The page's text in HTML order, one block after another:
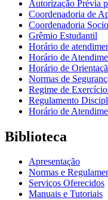
Autorização Prévia
Coordenadoria de
Coordenadoria
Grêmio Estudantil
Horário de
Horário de
Horário de
Normas de
Regime de
Regulamento
Horário de
Biblioteca
Apresentação
Normas e
Serviços Oferecidos
Manuais e Tutoriais